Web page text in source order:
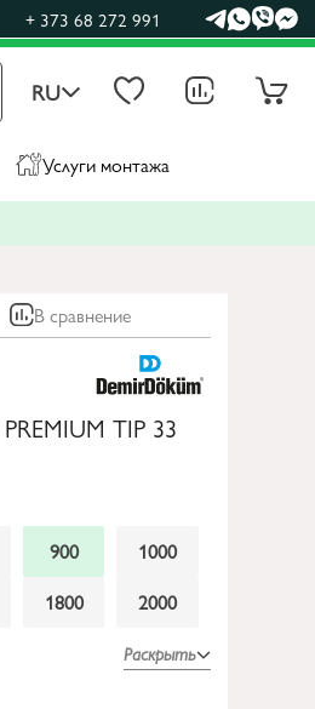
+ 373 68 272 991
RU
Услуги монтажа
В сравнение
TIP 33
900
1000
1800 2000
Раскрыть